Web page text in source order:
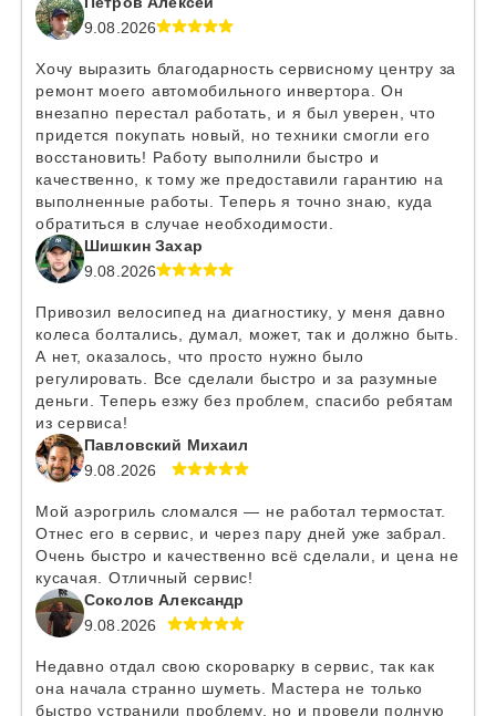
9.08.2026
Хочу выразить благодарность сервисному центру за
ремонт моего автомобильного инвертора. Он
внезапно перестал работать, и я был уверен, что
придется покупать новый, но техники смогли его
восстановить! Работу выполнили быстро и
качественно, к тому же предоставили гарантию на
выполненные работы. Теперь я точно знаю, куда
обратиться в случае необходимости.
Шишкин Захар
9.08.2026
Привозил велосипед на диагностику, у меня давно
колеса болтались, думал, может, так и должно быть.
А нет, оказалось, что просто нужно было
регулировать. Все сделали быстро и за разумные
деньги. Теперь езжу без проблем, спасибо ребятам
из сервиса!
Павловский Михаил
9.08.2026
Мой аэрогриль сломался — не работал термостат.
Отнес его в сервис, и через пару дней уже забрал.
Очень быстро и качественно всё сделали, и цена не
кусачая. Отличный сервис!
Соколов Александр
9.08.2026
Недавно отдал свою скороварку в сервис, так как
она начала странно шуметь. Мастера не только
быстро устранили проблему, но и провели полную